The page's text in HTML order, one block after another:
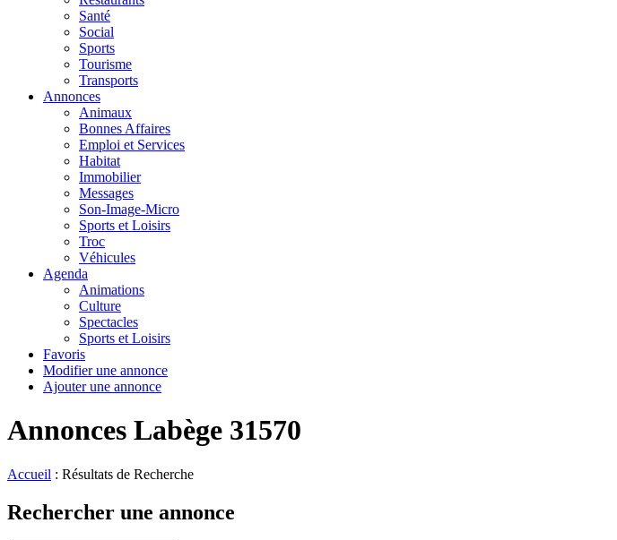
Santé
Social
Sports
Tourisme
Transports
Annonces
Animaux
Bonnes Affaires
Emploi et Services
Habitat
Immobilier
Messages
Son-Image-Micro
Sports et Loisirs
Troc
Véhicules
Agenda
Animations
Culture
Spectacles
Sports et Loisirs
Favoris
Modifier une annonce
Ajouter une annonce
Annonces Labège 31570
Accueil : Résultats de Recherche
Rechercher une annonce